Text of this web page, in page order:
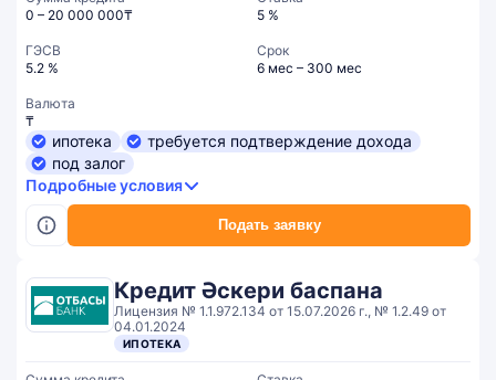
Подать заявку
0 – 20 000 000₸
5 %
ГЭСВ
5.2 %
Срок
6 мес – 300 мес
Валюта
₸
ипотека
требуется подтверждение дохода
под залог
Подробные условия
Кредит Әскери баспана
Лицензия № 1.1.972.134 от 15.07.2026 г., № 1.2.49 от
04.01.2024
ИПОТЕКА